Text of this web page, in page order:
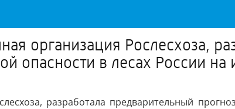
организация Рослесхоза,
опасности в лесах России
разработала предварительный